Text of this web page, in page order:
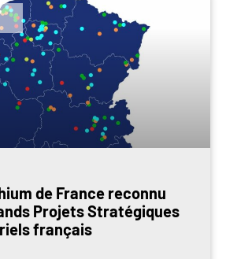
de France reconnu
Projets Stratégiques
français